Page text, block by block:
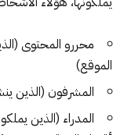
محررو المحتوى
الموقع)
المشرفون (الذين
المدراء (الذين